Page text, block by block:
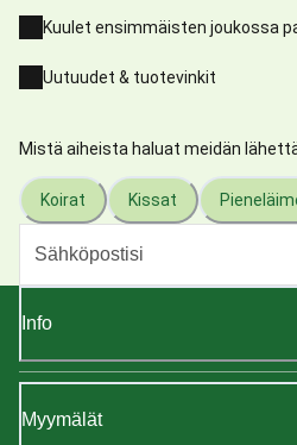
Kuulet ensimmäisten joukossa
Uutuudet & tuotevinkit
Mistä aiheista haluat meidän
Koirat Kissat
Info
Myymälät